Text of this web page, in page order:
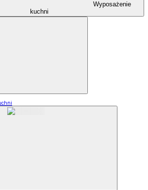
Wyposażenie
kuchni